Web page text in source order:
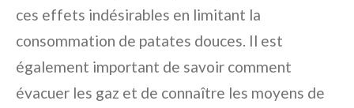
ces effets indésirables en limitant la
consommation de patates douces. Il est
également important de savoir comment
évacuer les gaz et de connaître les moyens de